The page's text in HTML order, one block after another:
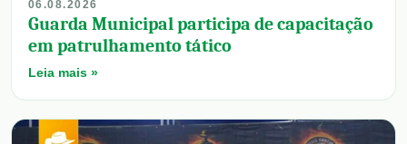
06.08.2026
Guarda Municipal participa de capacitação
em patrulhamento tático
Leia mais »